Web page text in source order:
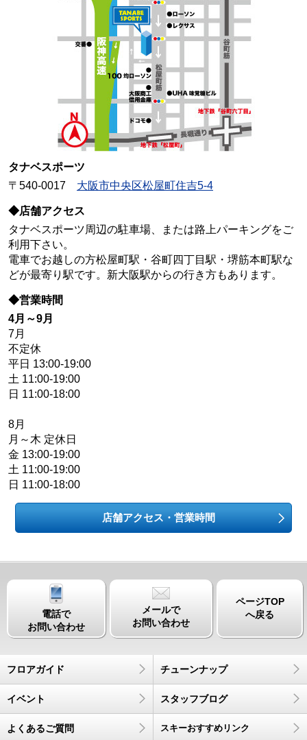
タナベスポーツ
〒540-0017 大阪市中央区松屋町住吉5-4
◆店舗アクセス
タナベスポーツ周辺の駐車場、または路上パーキングをご
利用下さい。
電車でお越しの方松屋町駅・谷町四丁目駅・堺筋本町駅な
どが最寄り駅です。新大阪駅からの行き方もあります。
◆営業時間
4月～9月
7月
不定休
平日 13:00-19:00
土 11:00-19:00
日 11:00-18:00
8月
月～木 定休日
金 13:00-19:00
土 11:00-19:00
日 11:00-18:00
店舗アクセス・営業時間
電話で
お問い合わせ
メールで
お問い合わせ
ページTOP
へ戻る
フロアガイド チューンナップ
イベント スタッフブログ
よくあるご質問 スキーおすすめリンク